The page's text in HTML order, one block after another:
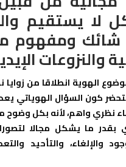
لا يستقيم
ومفهوم
والنزوعات
الهوية انطلاقا من
كون السؤال الهوياتي
نظري واهم، لأنه بكل
ما يشكل مجالا
والتأحيد